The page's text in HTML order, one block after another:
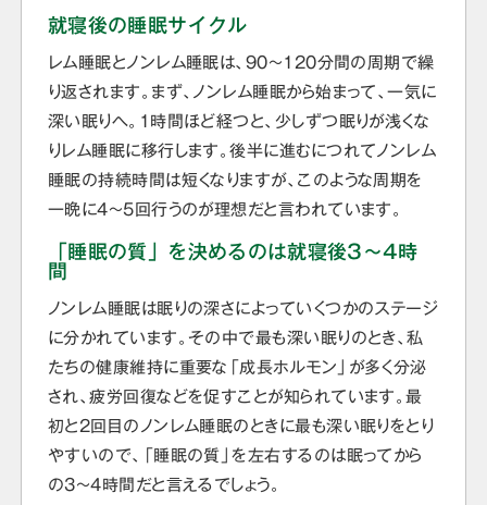
就寝後の睡眠サイクル
レム睡眠とノンレム睡眠は、90～120分間の周期で繰
り返されます。まず、ノンレム睡眠から始まって、一気に
深い眠りへ。1時間ほど経つと、少しずつ眠りが浅くな
りレム睡眠に移行します。後半に進むにつれてノンレム
睡眠の持続時間は短くなりますが、このような周期を
一晩に4～5回行うのが理想だと言われています。
「睡眠の質」を決めるのは就寝後3〜4時
間
ノンレム睡眠は眠りの深さによっていくつかのステージ
に分かれています。その中で最も深い眠りのとき、私
たちの健康維持に重要な「成長ホルモン」が多く分泌
され、疲労回復などを促すことが知られています。最
初と2回目のノンレム睡眠のときに最も深い眠りをとり
やすいので、「睡眠の質」を左右するのは眠ってから
の3〜4時間だと言えるでしょう。